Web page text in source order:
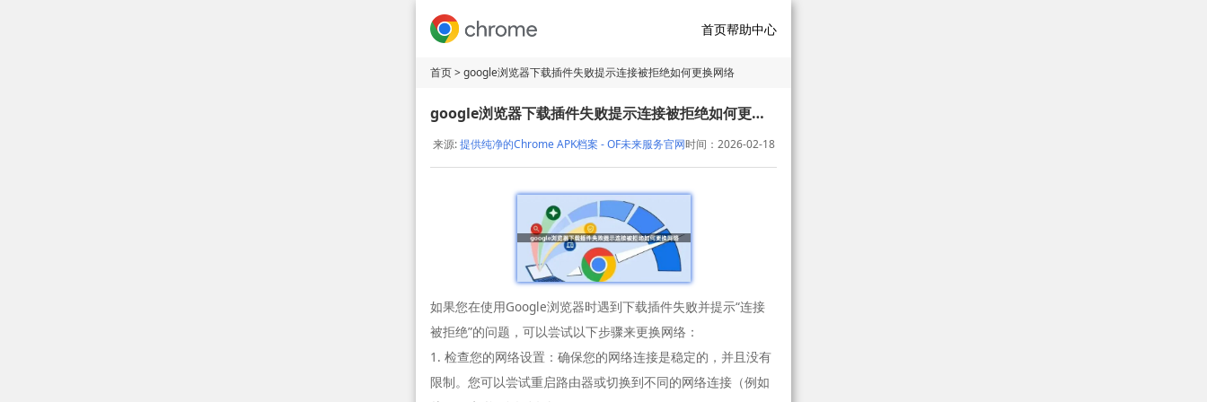
首页帮助中心
首页> google浏览器下载插件失败提示连接被拒绝如何更换网络
google浏览器下载插件失败提示连接被拒绝如何更换网络
来源:提供纯净的Chrome APK档案 - OF未来服务官网时间：2026-02-18
如果您在使用Google浏览器时遇到下载插件失败并提示“连接
被拒绝”的问题，可以尝试以下步骤来更换网络：
1. 检查您的网络设置：确保您的网络连接是稳定的，并且没有
限制。您可以尝试重启路由器或切换到不同的网络连接（例如